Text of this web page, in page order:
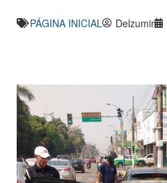
PÁGINA INICIAL Delzumir